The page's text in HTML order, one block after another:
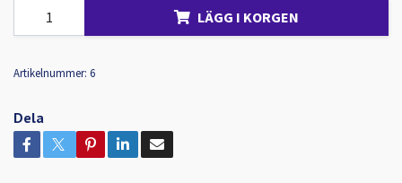
LÄGG I KORGEN
Artikelnummer: 6
Dela